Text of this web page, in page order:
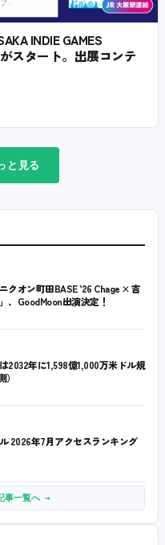
INDIE GAMES
スタート。出展コンテ
と見る
クオン町田BASE ’26 Chage × 吉
、GoodMoon出演決定！
2032年に1,598億1,000万米ドル規
2026年7月アクセスランキング
事一覧へ →